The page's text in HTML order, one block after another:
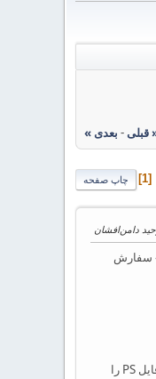
قبلی- بعدی »
چاپ صفحه 1
سفارش
* فایل تولید شده‌ی DVI قابل مشاهده در ویندوز 7 نیست. برای رفع این مشکل باید اول با کلیک بر روی دکمه DVI->PS فای خود را به PS تبدیل کرده و سپس با GSView فایل PS را